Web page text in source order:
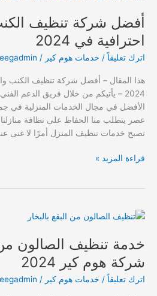
أفضل شركة تنظيف
احترافية في 2024
اترك تعليقاً / خدمات هوم كير /
هذا المقال – أفضل شركة تنظيف الكنب
2024 – يأتيكم من خلال فريق الدعم
الأفضل في مجال الخدمات المنزلية في
عصر يتطلب منا الحفاظ على نظافة
تصبح خدمات تنظيف المنزل أمرًا لا غنى
تنظيف
الكنب
والعفش
بكل
في
2024
قراءة المزيد »
خدمة تنظيف الصالون من
شركة هوم كير 2024
اترك تعليقاً / خدمات هوم كير /
خدمة
الصالون
البقع
بالبخار